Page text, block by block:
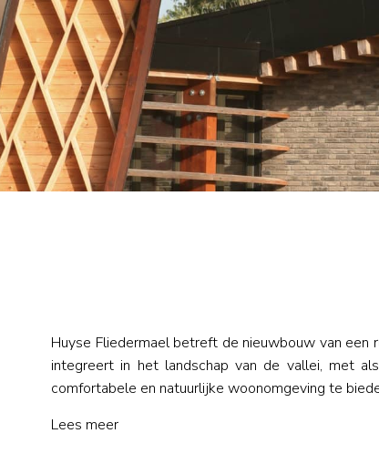
Huyse Fliedermael betreft de nieuwbouw van een
integreert in het landschap van de vallei, met
comfortabele en natuurlijke woonomgeving te
Lees meer